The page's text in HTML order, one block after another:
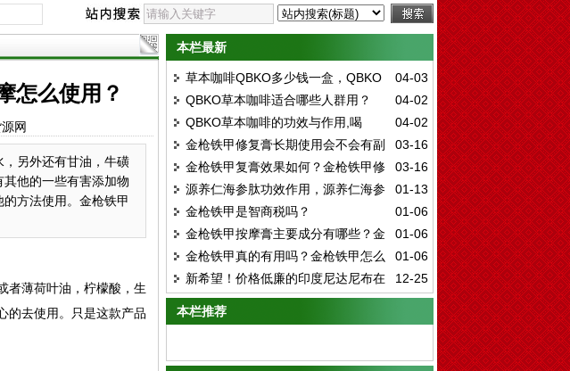
怎么使用？
源网
另外还有甘油，牛磺
他的一些有害添加物
方法使用。金枪铁甲
者薄荷叶油，柠檬酸，生
的去使用。只是这款产品
本栏最新
04-03
草本咖啡QBKO多少钱一盒，QBKO
草本咖啡固体饮料真的有效吗
04-02
QBKO草本咖啡适合哪些人群用？
QBKO草本咖啡客户评价反馈
04-02
QBKO草本咖啡的功效与作用,喝
QBKO草本咖啡能延时多久
03-16
金枪铁甲修复膏长期使用会不会有副
作用？金枪铁甲修复膏使用方便吗？
03-16
金枪铁甲复膏效果如何？金枪铁甲修
复膏真的可以增大吗？
01-13
源养仁海参肽功效作用，源养仁海参
肽有效果吗
01-06
金枪铁甲是智商税吗？
01-06
金枪铁甲按摩膏主要成分有哪些？金
枪铁甲膏按摩怎么使用？
01-06
金枪铁甲真的有用吗？金枪铁甲怎么
使用？
12-25
新希望！价格低廉的印度尼达尼布在
哪里买一盒在多少钱：大家解读尼达尼布购
买渠道以及最新的全球价格
本栏推荐